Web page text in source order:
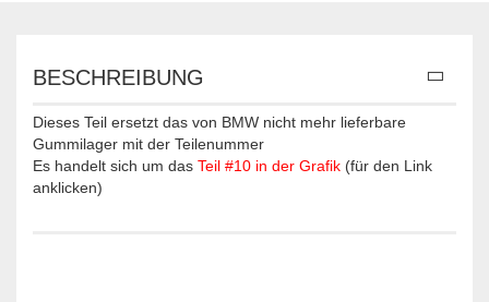
BESCHREIBUNG
Dieses Teil ersetzt das von BMW nicht mehr lieferbare
Gummilager mit der Teilenummer
Es handelt sich um das Teil #10 in der Grafik (für den Link
anklicken)